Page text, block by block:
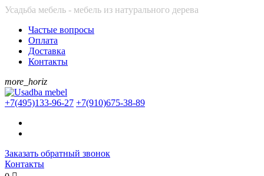
Усадьба мебель - мебель из натурального дерева
Частые вопросы
Оплата
Доставка
Контакты
more_horiz
+7(495)133-96-27 +7(910)675-38-89
Заказать обратный звонок
Контакты